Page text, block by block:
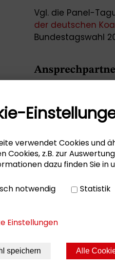
Vgl. die Panel-
der deutschen
Bundestagswahl
Dr. Gösta Gantner
Benjamin Stehl
Dennis Weis
Seite drucken
verwendet Cookies und
Cookies, z.B. zur
dazu finden Sie in
notwendig Statistik
Einstellungen
speichern Alle